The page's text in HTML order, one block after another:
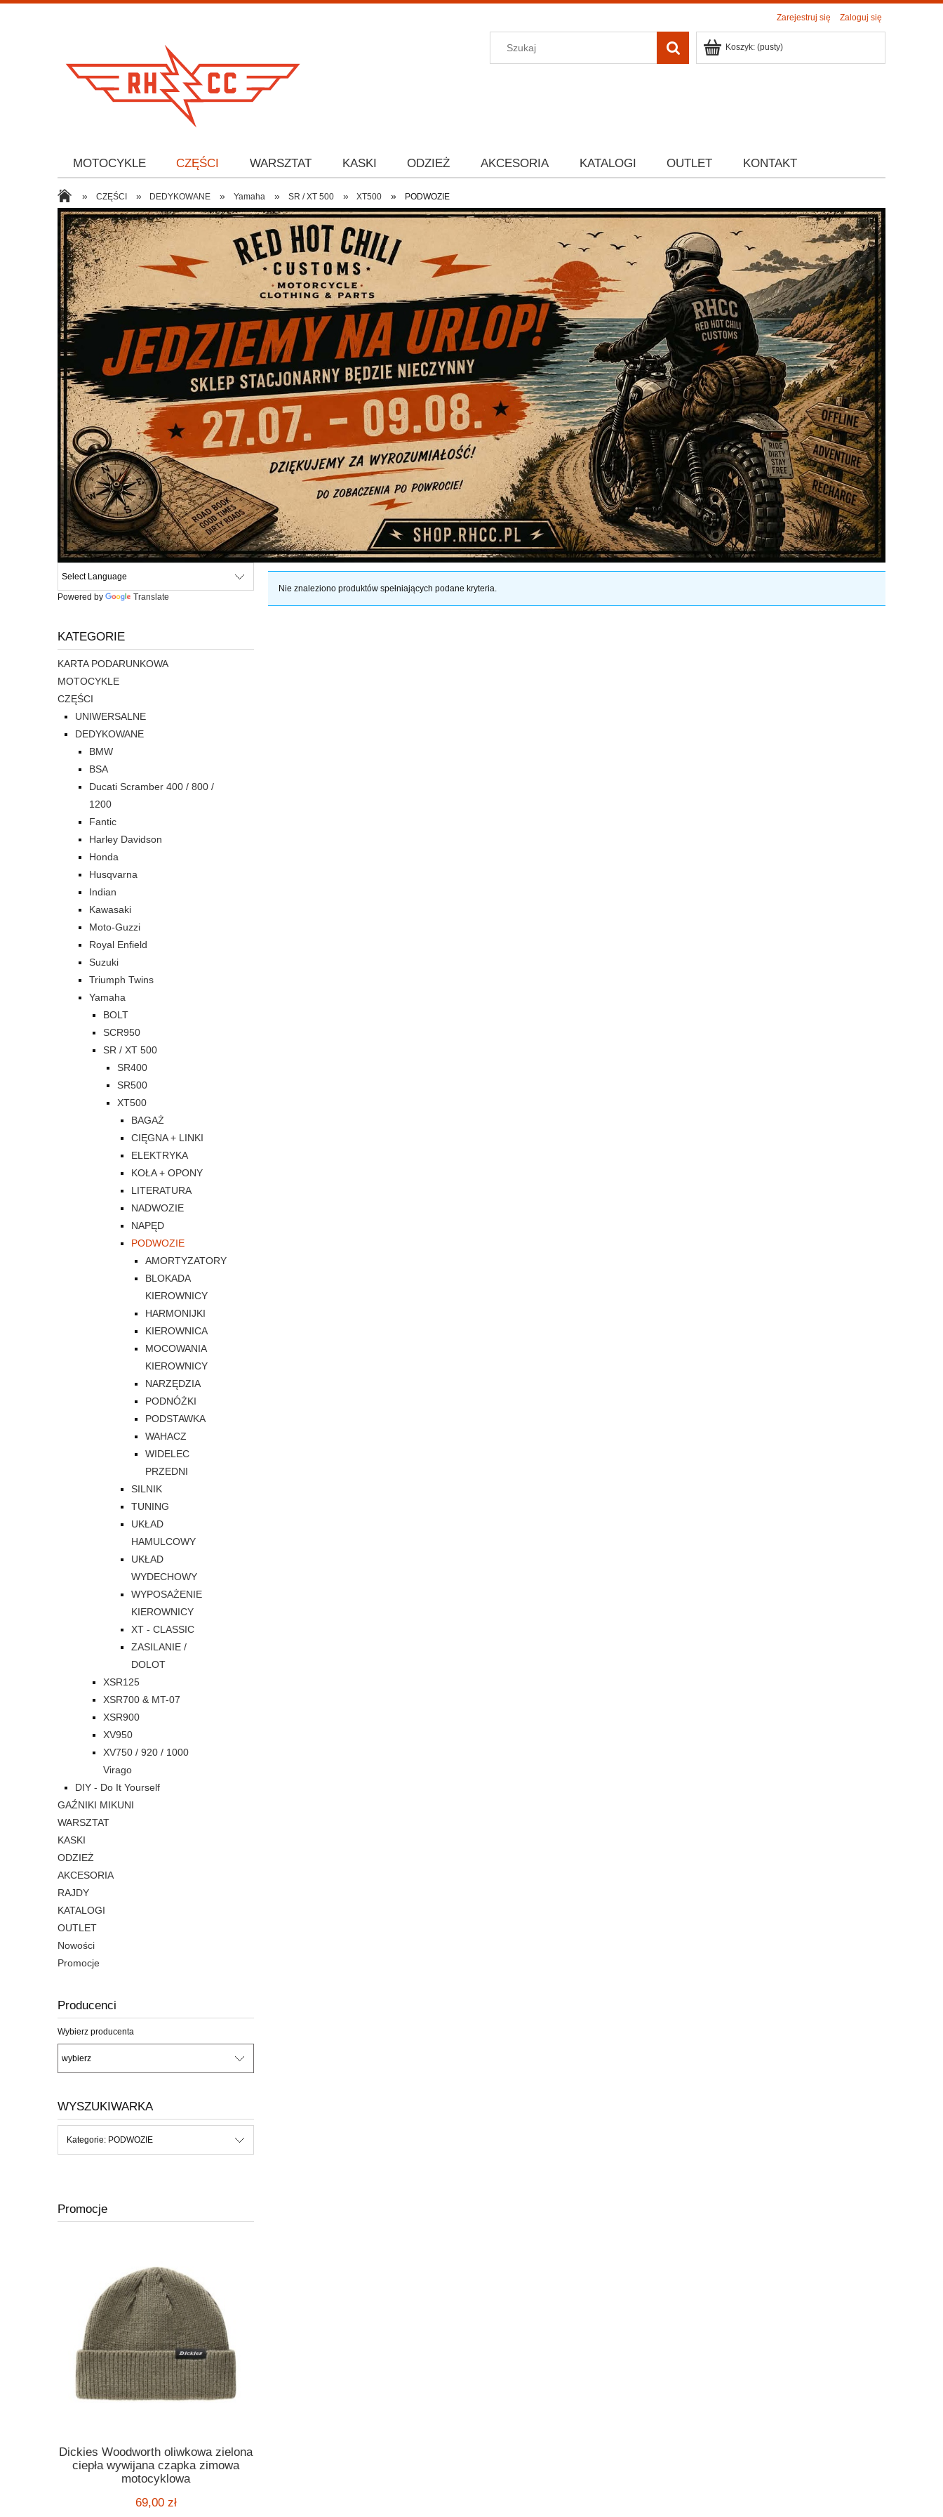
Zarejestruj się Zaloguj się
Koszyk: (pusty)
MOTOCYKLE CZĘŚCI WARSZTAT KASKI ODZIEŻ AKCESORIA KATALOGI OUTLET KONTAKT
» CZĘŚCI » DEDYKOWANE » Yamaha » SR / XT 500 » XT500 » PODWOZIE
Powered by Translate
KATEGORIE
KARTA PODARUNKOWA
MOTOCYKLE
CZĘŚCI
UNIWERSALNE
DEDYKOWANE
BMW
BSA
Ducati Scramber 400 / 800 /
1200
Fantic
Harley Davidson
Honda
Husqvarna
Indian
Kawasaki
Moto-Guzzi
Royal Enfield
Suzuki
Triumph Twins
Yamaha
BOLT
SCR950
SR / XT 500
SR400
SR500
XT500
BAGAŻ
CIĘGNA + LINKI
ELEKTRYKA
KOŁA + OPONY
LITERATURA
NADWOZIE
NAPĘD
PODWOZIE
AMORTYZATORY
BLOKADA
KIEROWNICY
HARMONIJKI
KIEROWNICA
MOCOWANIA
KIEROWNICY
NARZĘDZIA
PODNÓŻKI
PODSTAWKA
WAHACZ
WIDELEC
PRZEDNI
SILNIK
TUNING
UKŁAD
HAMULCOWY
UKŁAD
WYDECHOWY
WYPOSAŻENIE
KIEROWNICY
XT - CLASSIC
ZASILANIE /
DOLOT
XSR125
XSR700 & MT-07
XSR900
XV950
XV750 / 920 / 1000
Virago
DIY - Do It Yourself
GAŹNIKI MIKUNI
WARSZTAT
KASKI
ODZIEŻ
AKCESORIA
RAJDY
KATALOGI
OUTLET
Nowości
Promocje
Producenci
Wybierz producenta
WYSZUKIWARKA
Kategorie: PODWOZIE
Promocje
Dickies Woodworth oliwkowa zielona
ciepła wywijana czapka zimowa
motocyklowa
69,00 zł
Nie znaleziono produktów spełniających podane kryteria.